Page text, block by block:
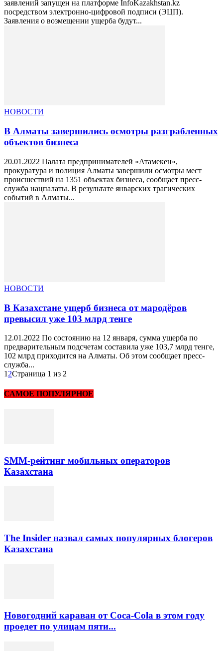
заявлений запущен на платформе InfoKazakhstan.kz
посредством электронно-цифровой подписи (ЭЦП).
Заявления о возмещении ущерба будут...
НОВОСТИ
В Алматы завершились осмотры разграбленных
объектов бизнеса
20.01.2022 Палата предпринимателей «Атамекен»,
прокуратура и полиция Алматы завершили осмотры мест
происшествий на 1351 объектах бизнеса, сообщает пресс-
служба нацпалаты. В результате январских трагических
событий в Алматы...
НОВОСТИ
В Казахстане ущерб бизнеса от мародёров
превысил уже 103 млрд тенге
12.01.2022 По состоянию на 12 января, сумма ущерба по
предварительным подсчетам составила уже 103,7 млрд тенге,
102 млрд приходится на Алматы. Об этом сообщает пресс-
служба...
1 2Страница 1 из 2
САМОЕ ПОПУЛЯРНОЕ
SMM-рейтинг мобильных операторов
Казахстана
The Insider назвал самых популярных блогеров
Казахстана
Новогодний караван от Coca-Cola в этом году
проедет по улицам пяти...